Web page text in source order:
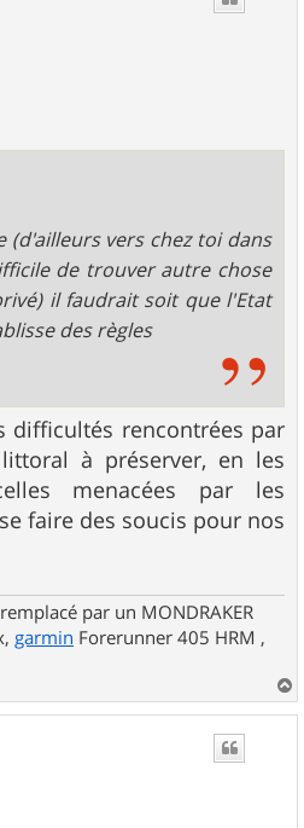
(d'ailleurs vers chez toi dans
de trouver autre chose
il faudrait soit que l'Etat
des règles
difficultés rencontrées par
à préserver, en les
menacées par les
faire des soucis pour nos
par un MONDRAKER
garmin Forerunner 405 HRM ,
a